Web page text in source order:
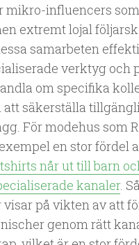
mikro-influencers
extremt lojal
samarbeten
verktyg och
om specifika
att säkerställa
För modehus som
en stor fördel
tshirts når ut till barn
kanaler.
på vikten av att
genom rätt